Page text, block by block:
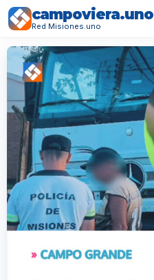
campoviera.uno
Red Misiones.uno